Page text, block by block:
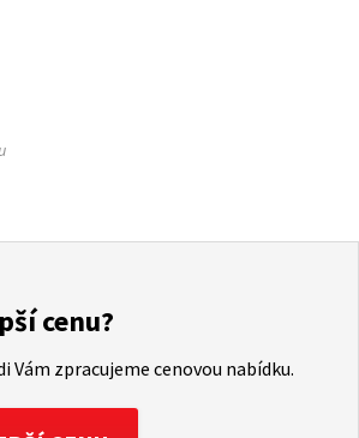
cenu?
Vám zpracujeme cenovou nabídku.